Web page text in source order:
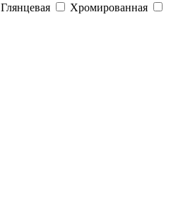
Глянцевая
Хромированная